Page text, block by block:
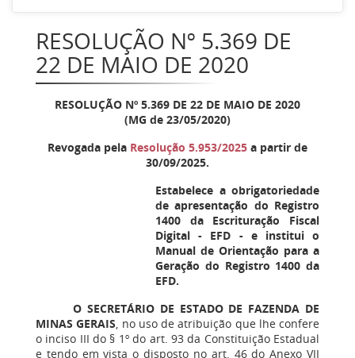
RESOLUÇÃO Nº 5.369 DE
22 DE MAIO DE 2020
RESOLUÇÃO Nº 5.369 DE 22 DE MAIO DE 2020
(MG de 23/05/2020)
Revogada pela Resolução 5.953/2025 a partir de
30/09/2025.
Estabelece a obrigatoriedade
de apresentação do Registro
1400 da Escrituração Fiscal
Digital - EFD - e institui o
Manual de Orientação para a
Geração do Registro 1400 da
EFD.
O SECRETÁRIO DE ESTADO DE FAZENDA DE
MINAS GERAIS, no uso de atribuição que lhe confere
o inciso III do § 1º do art. 93 da Constituição Estadual
e tendo em vista o disposto no art. 46 do Anexo VII